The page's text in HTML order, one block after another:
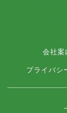
会社案
プライバシ